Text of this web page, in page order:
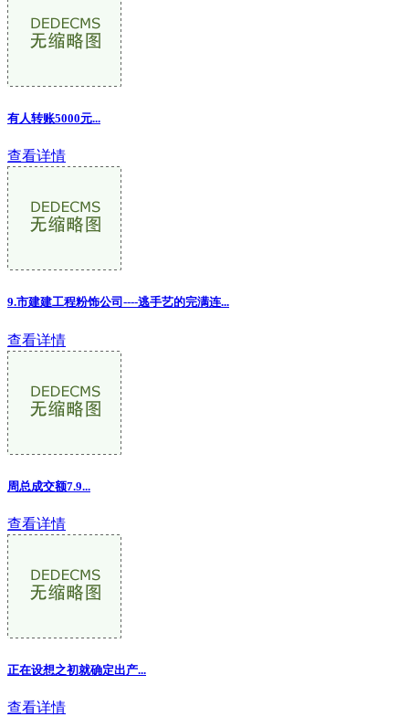
有人转账5000元...
查看详情
9.市建建工程粉饰公司----逃手艺的完满连...
查看详情
周总成交额7.9...
查看详情
正在设想之初就确定出产...
查看详情